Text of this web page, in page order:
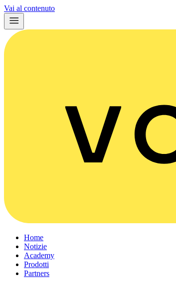
Vai al contenuto
Home
Notizie
Academy
Prodotti
Partners